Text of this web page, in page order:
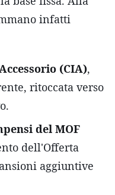
infatti
(CIA),
ritoccata verso
del MOF
dell'Offerta
aggiuntive